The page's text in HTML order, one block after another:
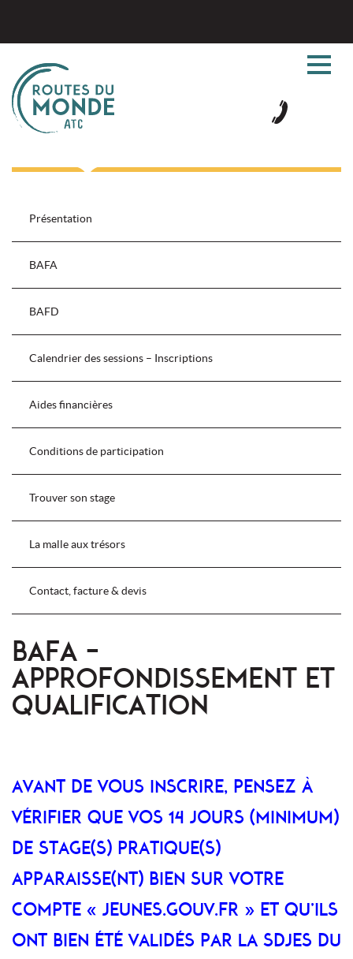
Présentation
BAFA
BAFD
Calendrier des sessions – Inscriptions
Aides financières
Conditions de participation
Trouver son stage
La malle aux trésors
Contact, facture & devis
BAFA –
APPROFONDISSEMENT ET
QUALIFICATION
AVANT DE VOUS INSCRIRE, PENSEZ À
VÉRIFIER QUE VOS 14 JOURS (MINIMUM)
DE STAGE(S) PRATIQUE(S)
APPARAISSE(NT) BIEN SUR VOTRE
COMPTE « JEUNES.GOUV.FR » ET QU’ILS
ONT BIEN ÉTÉ VALIDÉS PAR LA SDJES DU